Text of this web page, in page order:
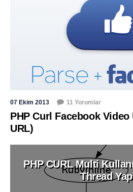
07 Ekim 2013 11 Yorumlar
PHP Curl Facebook
URL)
PHP CURL Multi
Thread